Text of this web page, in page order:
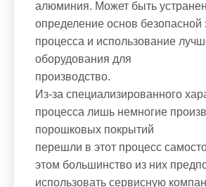
алюминия. Может быть
определение основ безопасной
процесса и использование
оборудования для
производство.
Из-за специализированного
процесса лишь немногие
порошковых покрытий
перешли в этот процесс
этом большинство из них
использовать сервисную